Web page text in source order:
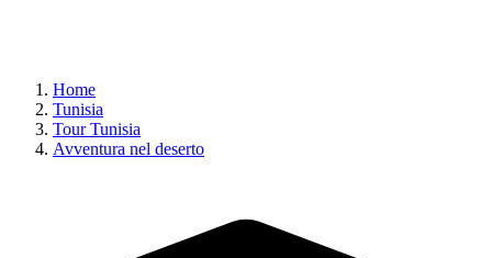
Home
Tunisia
Tour Tunisia
Avventura nel deserto